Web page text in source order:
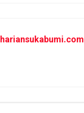
hariansukabumi.com